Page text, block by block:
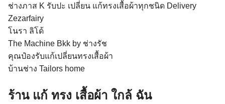
ช่างภาส K รับปะ เปลี่ยน แก้ทรงเสื้อผ้าทุกชนิด Delivery
Zezarfairy
โนรา ลิโด้
The Machine Bkk by ช่างรัช
คุณป๋องรับแก้เปลี่ยนทรงเสื้อผ้า
บ้านช่าง Tailors home
ร้าน แก้ ทรง เสื้อผ้า ใกล้ ฉัน